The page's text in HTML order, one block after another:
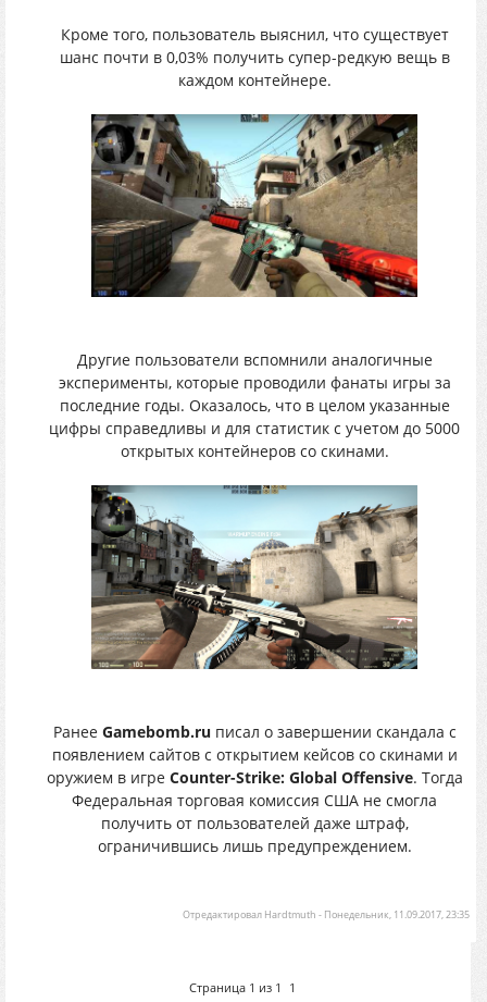
Кроме того, пользователь выяснил, что существует
шанс почти в 0,03% получить супер-редкую вещь в
каждом контейнере.
Другие пользователи вспомнили аналогичные
эксперименты, которые проводили фанаты игры за
последние годы. Оказалось, что в целом указанные
цифры справедливы и для статистик с учетом до 5000
открытых контейнеров со скинами.
Ранее Gamebomb.ruписал о завершении скандала с
появлением сайтов с открытием кейсов со скинами и
оружием в игре Counter-Strike: Global Offensive. Тогда
Федеральная торговая комиссия США не смогла
получить от пользователей даже штраф,
ограничившись лишь предупреждением.
Отредактировал Hardtmuth - Понедельник, 11.09.2017, 23:35
Страница 1 из 1 1